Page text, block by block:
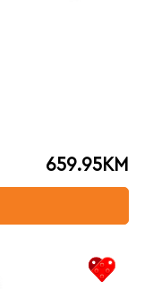
659.95KM